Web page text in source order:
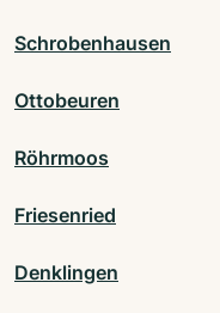
Schrobenhausen
Ottobeuren
Röhrmoos
Friesenried
Denklingen